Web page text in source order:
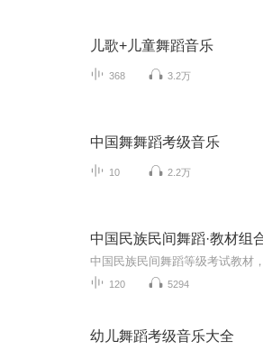
儿歌+儿童舞蹈音乐
368 3.2万
中国舞舞蹈考级音乐
10 2.2万
中国民族民间舞蹈·教材组
120 5294
幼儿舞蹈考级音乐大全